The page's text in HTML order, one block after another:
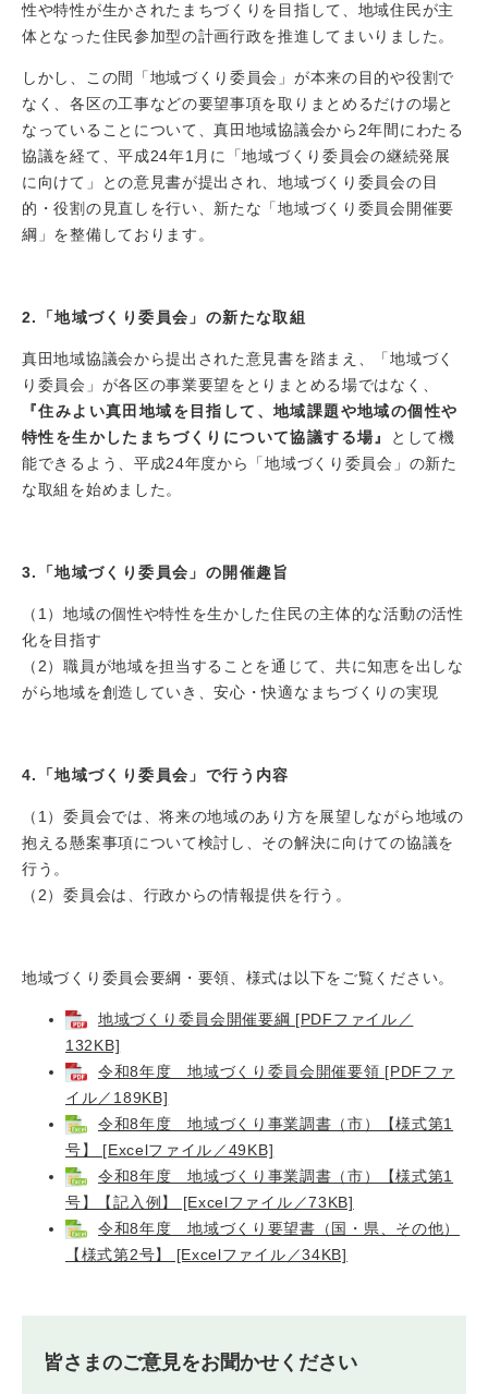
性や特性が生かされたまちづくりを目指して、地域住民が主
体となった住民参加型の計画行政を推進してまいりました。
しかし、この間「地域づくり委員会」が本来の目的や役割で
なく、各区の工事などの要望事項を取りまとめるだけの場と
なっていることについて、真田地域協議会から2年間にわたる
協議を経て、平成24年1月に「地域づくり委員会の継続発展
に向けて」との意見書が提出され、地域づくり委員会の目
的・役割の見直しを行い、新たな「地域づくり委員会開催要
綱」を整備しております。
2.「地域づくり委員会」の新たな取組
真田地域協議会から提出された意見書を踏まえ、「地域づく
り委員会」が各区の事業要望をとりまとめる場ではなく、
『住みよい真田地域を目指して、地域課題や地域の個性や
特性を生かしたまちづくりについて協議する場』
として機
能できるよう、平成24年度から「地域づくり委員会」の新た
な取組を始めました。
3.「地域づくり委員会」の開催趣旨
（1）地域の個性や特性を生かした住民の主体的な活動の活性
化を目指す
（2）職員が地域を担当することを通じて、共に知恵を出しな
がら地域を創造していき、安心・快適なまちづくりの実現
4.「地域づくり委員会」で行う内容
（1）委員会では、将来の地域のあり方を展望しながら地域の
抱える懸案事項について検討し、その解決に向けての協議を
行う。
（2）委員会は、行政からの情報提供を行う。
地域づくり委員会要綱・要領、様式は以下をご覧ください。
地域づくり委員会開催要綱 [PDFファイル／
132KB]
令和8年度 地域づくり委員会開催要領 [PDFファ
イル／189KB]
令和8年度 地域づくり事業調書（市）【様式第1
号】 [Excelファイル／49KB]
令和8年度 地域づくり事業調書（市）【様式第1
号】【記入例】 [Excelファイル／73KB]
令和8年度 地域づくり要望書（国・県、その他）
【様式第2号】 [Excelファイル／34KB]
皆さまのご意見をお聞かせください